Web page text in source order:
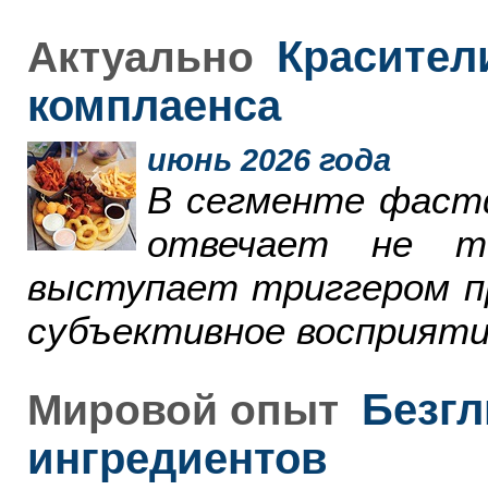
Актуально
комплаенса
июнь 2026 года
В сегменте
отвечает не
выступает триггером
субъективное
Мировой опыт
ингредиентов